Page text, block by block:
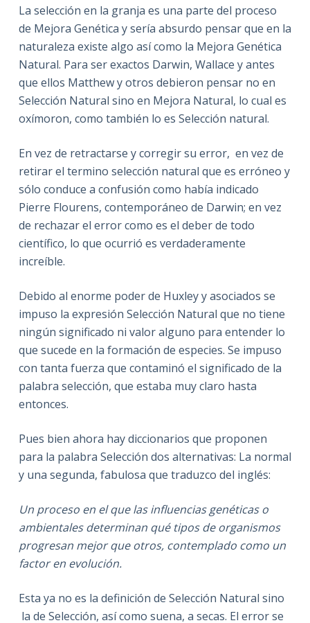
La selección en la granja es una parte del proceso
de Mejora Genética y sería absurdo pensar que en la
naturaleza existe algo así como la Mejora Genética
Natural. Para ser exactos Darwin, Wallace y antes
que ellos Matthew y otros debieron pensar no en
Selección Natural sino en Mejora Natural, lo cual es
oxímoron, como también lo es Selección natural.
En vez de retractarse y corregir su error, en vez de
retirar el termino selección natural que es erróneo y
sólo conduce a confusión como había indicado
Pierre Flourens, contemporáneo de Darwin; en vez
de rechazar el error como es el deber de todo
científico, lo que ocurrió es verdaderamente
increíble.
Debido al enorme poder de Huxley y asociados se
impuso la expresión Selección Natural que no tiene
ningún significado ni valor alguno para entender lo
que sucede en la formación de especies. Se impuso
con tanta fuerza que contaminó el significado de la
palabra selección, que estaba muy claro hasta
entonces.
Pues bien ahora hay diccionarios que proponen
para la palabra Selección dos alternativas: La normal
y una segunda, fabulosa que traduzco del inglés:
Un proceso en el que las influencias genéticas o
ambientales determinan qué tipos de organismos
progresan mejor que otros, contemplado como un
factor en evolución.
Esta ya no es la definición de Selección Natural sino
la de Selección, así como suena, a secas. El error se